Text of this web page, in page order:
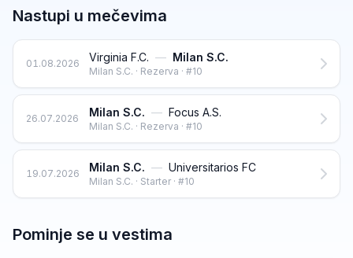
Nastupi u mečevima
01.08.2026 Virginia F.C. — Milan S.C.
Milan S.C. · Rezerva · #10
26.07.2026 Milan S.C. — Focus A.S.
Milan S.C. · Rezerva · #10
19.07.2026 Milan S.C. — Universitarios FC
Milan S.C. · Starter · #10
Pominje se u vestima